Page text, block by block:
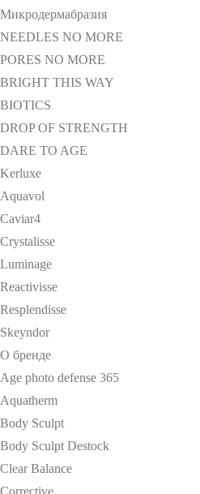
Микродермабразия
NEEDLES NO MORE
PORES NO MORE
BRIGHT THIS WAY
BIOTICS
DROP OF STRENGTH
DARE TO AGE
Kerluxe
Aquavol
Caviar4
Crystalisse
Luminage
Reactivisse
Resplendisse
Skeyndor
О бренде
Age photo defense 365
Aquatherm
Body Sculpt
Body Sculpt Destock
Clear Balance
Corrective